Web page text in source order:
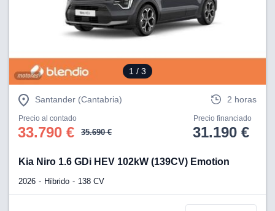
1 / 3
Santander (Cantabria) 2 horas
Precio al contado
33.790 € 35.690 €
Precio financiado
31.190 €
Kia Niro 1.6 GDi HEV 102kW (139CV) Emotion
2026 Híbrido 138 CV